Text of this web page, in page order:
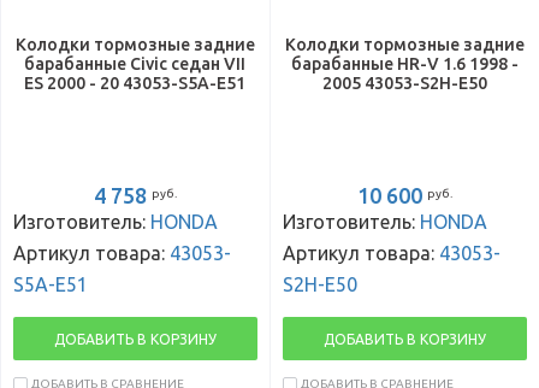
Колодки тормозные задние
барабанные Civic седан VII
ES 2000 - 20 43053-S5A-E51
4 758 руб.
Изготовитель: HONDA
Артикул товара: 43053-
S5A-E51
ДОБАВИТЬ В КОРЗИНУ
ДОБАВИТЬ В СРАВНЕНИЕ
Колодки тормозные задние
барабанные HR-V 1.6 1998 -
2005 43053-S2H-E50
10 600 руб.
Изготовитель: HONDA
Артикул товара: 43053-
S2H-E50
ДОБАВИТЬ В КОРЗИНУ
ДОБАВИТЬ В СРАВНЕНИЕ